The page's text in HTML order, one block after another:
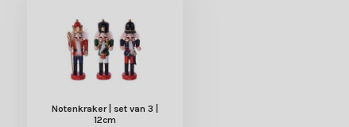
Notenkraker | set van 3 |
12cm